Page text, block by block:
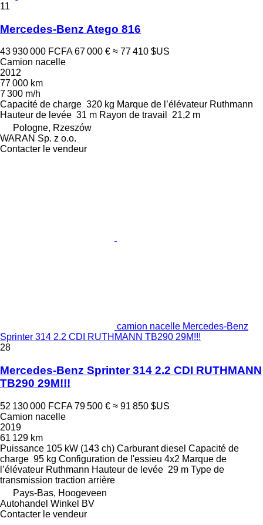
11
Mercedes-Benz Atego 816
43 930 000 FCFA 67 000 € ≈ 77 410 $US
Camion nacelle
2012
77 000 km
7 300 m/h
Capacité de charge 320 kg Marque de l’élévateur Ruthmann
Hauteur de levée 31 m Rayon de travail
21,2 m
Pologne, Rzeszów
WARAN Sp. z o.o.
Contacter le vendeur
camion nacelle Mercedes-Benz
Sprinter 314 2.2 CDI RUTHMANN TB290 29M!!!
28
Mercedes-Benz Sprinter 314 2.2 CDI RUTHMANN
TB290 29M!!!
52 130 000 FCFA 79 500 € ≈ 91 850 $US
Camion nacelle
2019
61 129 km
Puissance 105 kW (143 ch) Carburant diesel Capacité de
charge 95 kg Configuration de l'essieu 4x2 Marque de
l’élévateur Ruthmann Hauteur de levée 29 m Type de
transmission traction arrière
Pays-Bas, Hoogeveen
Autohandel Winkel BV
Contacter le vendeur